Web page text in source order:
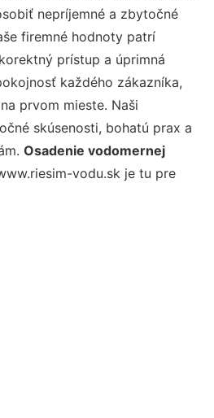
nepríjemné a zbytočné
firemné hodnoty patrí
prístup a úprimná
každého zákazníka,
prvom mieste. Naši
skúsenosti, bohatú prax a
Osadenie vodomernej
vodu.sk je tu pre